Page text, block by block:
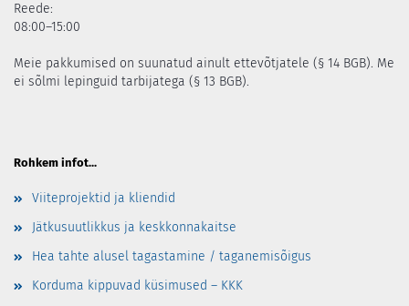
Reede:
08:00–15:00
Meie pakkumised on suunatud ainult ettevõtjatele (§ 14 BGB). Me
ei sõlmi lepinguid tarbijatega (§ 13 BGB).
Rohkem infot...
Viiteprojektid ja kliendid
Jätkusuutlikkus ja keskkonnakaitse
Hea tahte alusel tagastamine / taganemisõigus
Korduma kippuvad küsimused – KKK